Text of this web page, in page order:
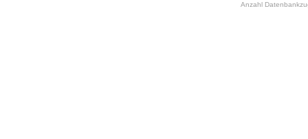
Anzahl